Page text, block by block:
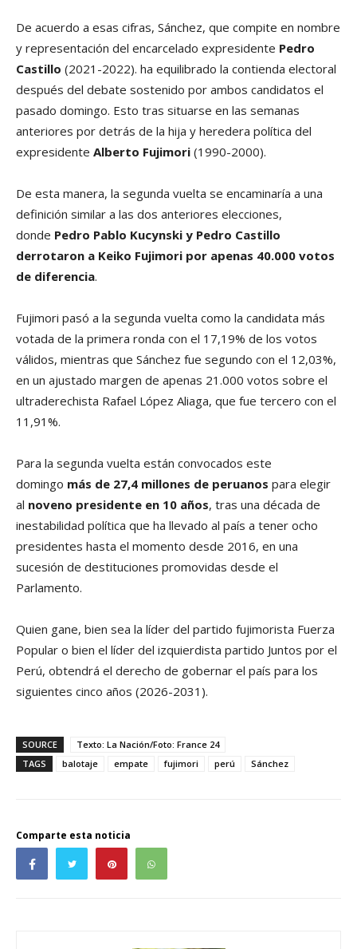
De acuerdo a esas cifras, Sánchez, que compite en nombre
y representación del encarcelado expresidente Pedro
Castillo (2021-2022). ha equilibrado la contienda electoral
después del debate sostenido por ambos candidatos el
pasado domingo. Esto tras situarse en las semanas
anteriores por detrás de la hija y heredera política del
expresidente Alberto Fujimori (1990-2000).
De esta manera, la segunda vuelta se encaminaría a una
definición similar a las dos anteriores elecciones,
donde Pedro Pablo Kucynski y Pedro Castillo
derrotaron a Keiko Fujimori por apenas 40.000 votos
de diferencia.
Fujimori pasó a la segunda vuelta como la candidata más
votada de la primera ronda con el 17,19% de los votos
válidos, mientras que Sánchez fue segundo con el 12,03%,
en un ajustado margen de apenas 21.000 votos sobre el
ultraderechista Rafael López Aliaga, que fue tercero con el
11,91%.
Para la segunda vuelta están convocados este
domingo más de 27,4 millones de peruanos para elegir
al noveno presidente en 10 años, tras una década de
inestabilidad política que ha llevado al país a tener ocho
presidentes hasta el momento desde 2016, en una
sucesión de destituciones promovidas desde el
Parlamento.
Quien gane, bien sea la líder del partido fujimorista Fuerza
Popular o bien el líder del izquierdista partido Juntos por el
Perú, obtendrá el derecho de gobernar el país para los
siguientes cinco años (2026-2031).
SOURCE
Texto: La Nación/Foto: France 24
TAGS
balotaje empate fujimori perú Sánchez
Comparte esta noticia